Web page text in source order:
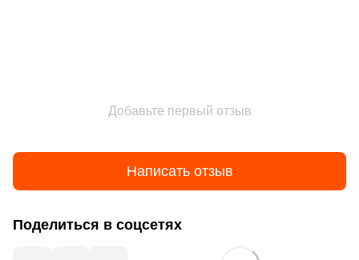
Добавьте первый отзыв
Написать отзыв
Поделиться в соцсетях